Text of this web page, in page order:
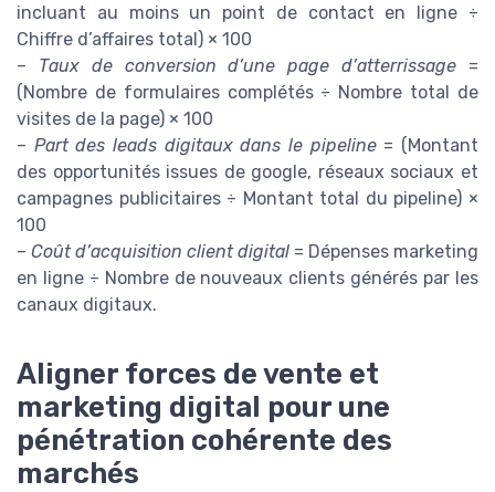
incluant au moins un point de contact en ligne ÷
Chiffre d’affaires total) × 100
– Taux de conversion d’une page d’atterrissage =
(Nombre de formulaires complétés ÷ Nombre total de
visites de la page) × 100
– Part des leads digitaux dans le pipeline= (Montant
des opportunités issues de google, réseaux sociaux et
campagnes publicitaires ÷ Montant total du pipeline) ×
100
– Coût d’acquisition client digital = Dépenses marketing
en ligne ÷ Nombre de nouveaux clients générés par les
canaux digitaux.
Aligner forces de vente et
marketing digital pour une
pénétration cohérente des
marchés